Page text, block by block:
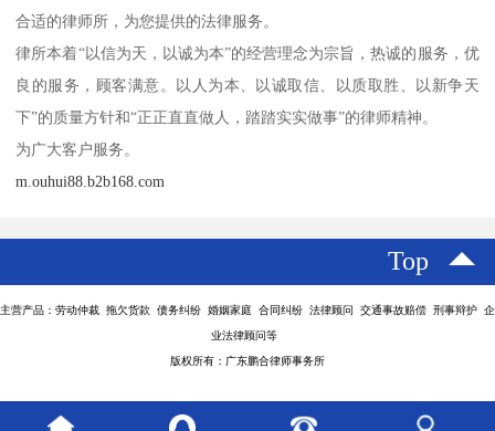
合适的律师所，为您提供的法律服务。
律所本着“以信为天，以诚为本”的经营理念为宗旨，热诚的服务，优
良的服务，顾客满意。以人为本、以诚取信、以质取胜、以新争天
下”的质量方针和“正正直直做人，踏踏实实做事”的律师精神。
为广大客户服务。
m.ouhui88.b2b168.com
Top
主营产品：劳动仲裁 拖欠货款 债务纠纷 婚姻家庭 合同纠纷 法律顾问 交通事故赔偿 刑事辩护 企
业法律顾问等
版权所有：广东鹏合律师事务所